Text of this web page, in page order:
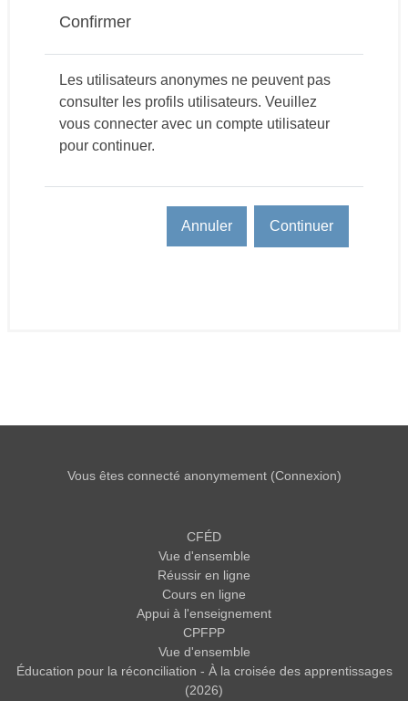
Confirmer
Les utilisateurs anonymes ne peuvent pas
consulter les profils utilisateurs. Veuillez
vous connecter avec un compte utilisateur
pour continuer.
Annuler Continuer
Vous êtes connecté anonymement (Connexion)
CFÉD
Vue d'ensemble
Réussir en ligne
Cours en ligne
Appui à l'enseignement
CPFPP
Vue d'ensemble
Éducation pour la réconciliation - À la croisée des apprentissages
(2026)